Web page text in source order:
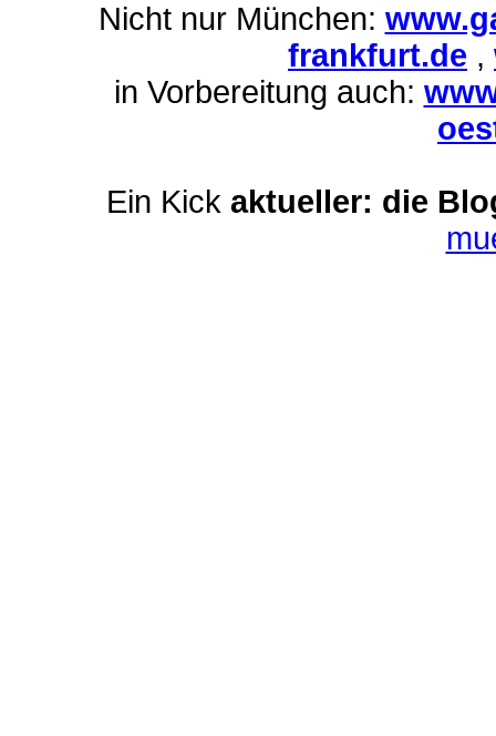
Nicht nur München:
frankfurt.de ,
in Vorbereitung auch:
Ein Kick aktueller: die